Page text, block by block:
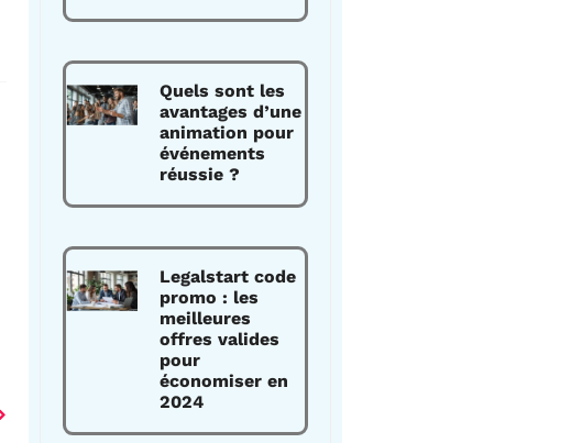
Quels sont les
avantages d’une
animation pour
événements
réussie ?
Legalstart code
promo : les
meilleures
offres valides
pour
économiser en
2024